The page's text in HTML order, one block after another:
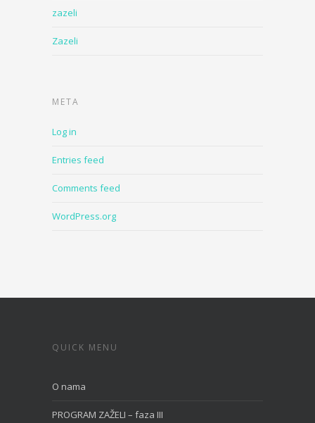
zazeli
Zazeli
META
Log in
Entries feed
Comments feed
WordPress.org
QUICK MENU
O nama
PROGRAM ZAŽELI – faza III